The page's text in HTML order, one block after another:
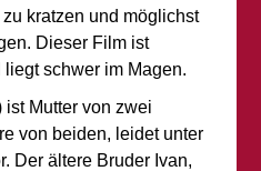
kratzen und möglichst
Dieser Film ist
schwer im Magen.
Mutter von zwei
von beiden, leidet unter
Der ältere Bruder Ivan,